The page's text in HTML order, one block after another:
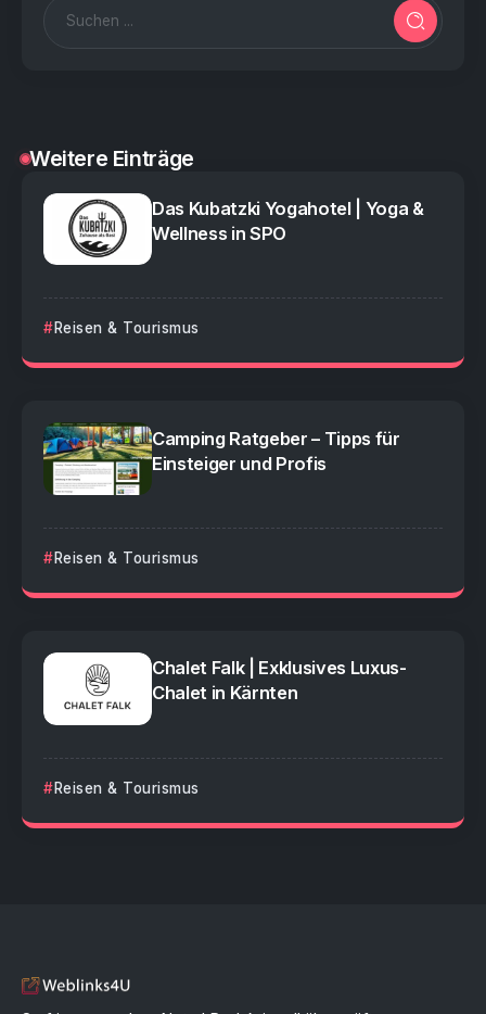
Weitere Einträge
Das Kubatzki Yogahotel | Yoga &
Wellness in SPO
Reisen & Tourismus
Camping Ratgeber – Tipps für
Einsteiger und Profis
Reisen & Tourismus
Chalet Falk | Exklusives Luxus-
Chalet in Kärnten
Reisen & Tourismus